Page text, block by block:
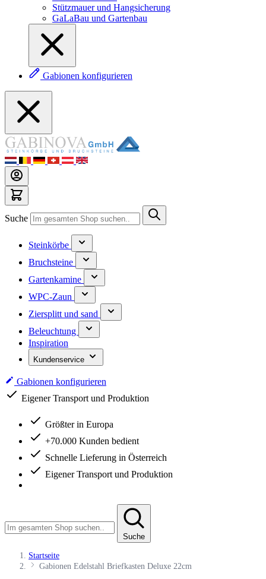
Stützmauer und Hangsicherung
GaLaBau und Gartenbau
Gabionen konfigurieren
Suche
Steinkörbe
Bruchsteine
Gartenkamine
WPC-Zaun
Ziersplitt und sand
Beleuchtung
Inspiration
Kundenservice
Gabionen konfigurieren
Eigener Transport und Produktion
Größter in Europa
+70.000 Kunden bedient
Schnelle Lieferung in Österreich
Eigener Transport und Produktion
Suche
Startseite
Gabionen Edelstahl Briefkasten Deluxe 22cm